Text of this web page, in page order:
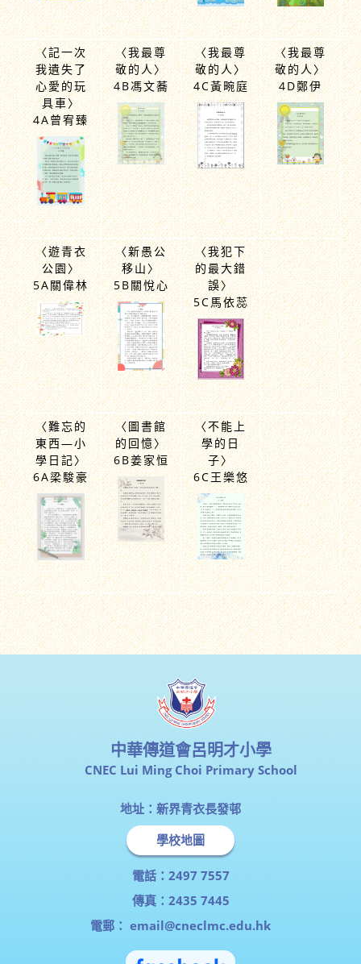
〈記一次
我遺失了
心愛的玩
具車〉
4A曾宥臻
〈我最尊
敬的人〉
4B馮文蕎
〈我最尊
敬的人〉
4C黃畹庭
〈我最尊
敬的人〉
4D鄭伊
〈遊青衣
公園〉
5A關偉林
〈新愚公
移山〉
5B關悅心
〈我犯下
的最大錯
誤〉
5C馬依蕊
〈難忘的
東西—小
學日記〉
6A梁駿豪
〈圖書館
的回憶〉
6B姜家恒
〈不能上
學的日
子〉
6C王樂悠
CNEC Lui Ming Choi Primary School
地址：新界青衣長發邨
學校地圖